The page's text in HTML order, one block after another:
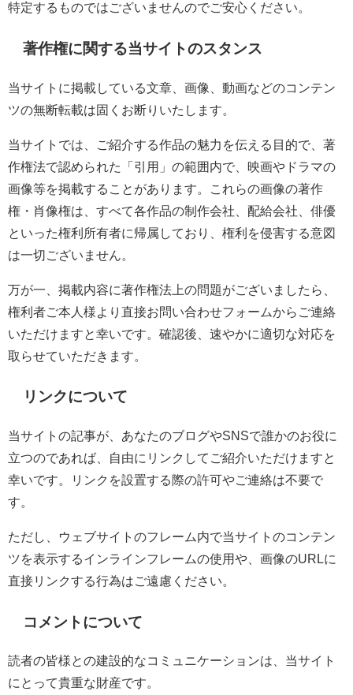
特定するものではございませんのでご安心ください。
著作権に関する当サイトのスタンス
当サイトに掲載している文章、画像、動画などのコンテン
ツの無断転載は固くお断りいたします。
当サイトでは、ご紹介する作品の魅力を伝える目的で、著
作権法で認められた「引用」の範囲内で、映画やドラマの
画像等を掲載することがあります。これらの画像の著作
権・肖像権は、すべて各作品の制作会社、配給会社、俳優
といった権利所有者に帰属しており、権利を侵害する意図
は一切ございません。
万が一、掲載内容に著作権法上の問題がございましたら、
権利者ご本人様より直接お問い合わせフォームからご連絡
いただけますと幸いです。確認後、速やかに適切な対応を
取らせていただきます。
リンクについて
当サイトの記事が、あなたのブログやSNSで誰かのお役に
立つのであれば、自由にリンクしてご紹介いただけますと
幸いです。リンクを設置する際の許可やご連絡は不要で
す。
ただし、ウェブサイトのフレーム内で当サイトのコンテン
ツを表示するインラインフレームの使用や、画像のURLに
直接リンクする行為はご遠慮ください。
コメントについて
読者の皆様との建設的なコミュニケーションは、当サイト
にとって貴重な財産です。